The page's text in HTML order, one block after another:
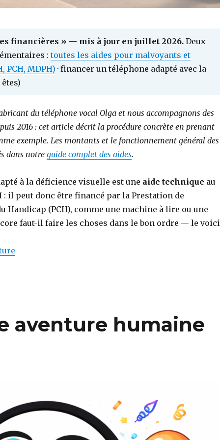
financières » — mis à jour en juillet 2026.Deux
:toutes les aides pour malvoyants et
PCH, MDPH) · financer un téléphone adapté avec la
du téléphone vocal Olga et nous accompagnons des
2016 : cet article décrit la procédure concrète en prenant
exemple. Les montants et le fonctionnement général des
dans notre guide complet des aides.
à la déficience visuelle est une aide technique au
: il peut donc être financé par la Prestation de
Handicap (PCH), comme une machine à lire ou une
faut-il faire les choses dans le bon ordre — le
de « Financer un téléphone pour malvoyant avec la
aventure humaine